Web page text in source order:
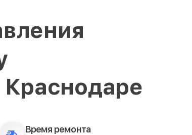
Краснодаре
Время ремонта